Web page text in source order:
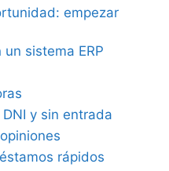
empezar
sistema ERP
y sin entrada
rápidos